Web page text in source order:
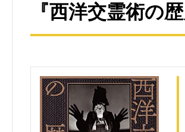
『西洋交霊術の